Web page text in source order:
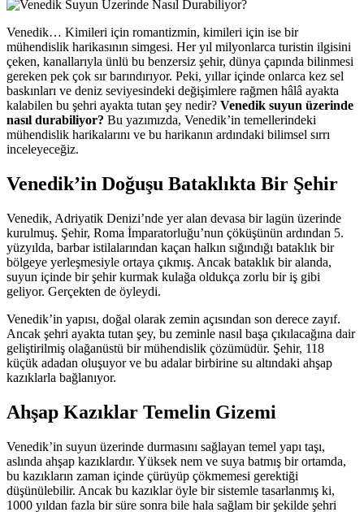
Venedik… Kimileri için romantizmin, kimileri için ise bir
mühendislik harikasının simgesi. Her yıl milyonlarca turistin ilgisini
çeken, kanallarıyla ünlü bu benzersiz şehir, dünya çapında bilinmesi
gereken pek çok sır barındırıyor. Peki, yıllar içinde onlarca kez sel
baskınları ve deniz seviyesindeki değişimlere rağmen hâlâ ayakta
kalabilen bu şehri ayakta tutan şey nedir? Venedik suyun üzerinde
nasıl durabiliyor? Bu yazımızda, Venedik’in temellerindeki
mühendislik harikalarını ve bu harikanın ardındaki bilimsel sırrı
inceleyeceğiz.
Venedik’in Doğuşu Bataklıkta Bir Şehir
Venedik, Adriyatik Denizi’nde yer alan devasa bir lagün üzerinde
kurulmuş. Şehir, Roma İmparatorluğu’nun çöküşünün ardından 5.
yüzyılda, barbar istilalarından kaçan halkın sığındığı bataklık bir
bölgeye yerleşmesiyle ortaya çıkmış. Ancak bataklık bir alanda,
suyun içinde bir şehir kurmak kulağa oldukça zorlu bir iş gibi
geliyor. Gerçekten de öyleydi.
Venedik’in yapısı, doğal olarak zemin açısından son derece zayıf.
Ancak şehri ayakta tutan şey, bu zeminle nasıl başa çıkılacağına dair
geliştirilmiş olağanüstü bir mühendislik çözümüdür. Şehir, 118
küçük adadan oluşuyor ve bu adalar birbirine su altındaki ahşap
kazıklarla bağlanıyor.
Ahşap Kazıklar Temelin Gizemi
Venedik’in suyun üzerinde durmasını sağlayan temel yapı taşı,
aslında ahşap kazıklardır. Yüksek nem ve suya batmış bir ortamda,
bu kazıkların zaman içinde çürüyüp çökmemesi gerektiği
düşünülebilir. Ancak bu kazıklar öyle bir sistemle tasarlanmış ki,
1000 yıldan fazla bir süre sonra bile hala sağlam bir şekilde şehri